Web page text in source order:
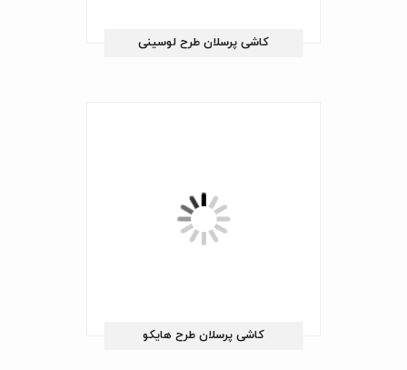
کاشی پرسلان طرح لوسینی
کاشی پرسلان طرح هایکو